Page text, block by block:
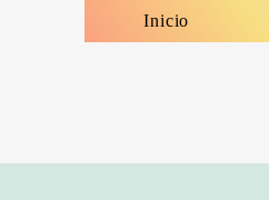
Inicio